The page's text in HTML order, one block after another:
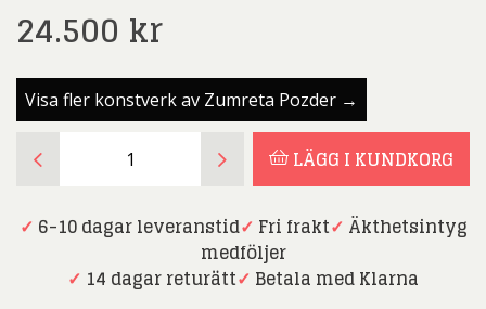
24.500 kr
Visa fler konstverk av Zumreta Pozder →
Pozder
Spring
LÄGG I KUNDKORG
✓ 6-10 dagar leveranstid✓ Fri frakt✓ Äkthetsintyg
medföljer
✓ 14 dagar returätt✓ Betala med Klarna